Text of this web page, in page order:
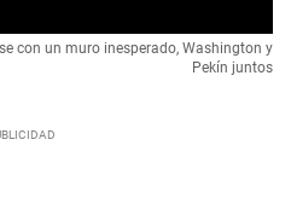
con un muro inesperado, Washington y
Pekín juntos